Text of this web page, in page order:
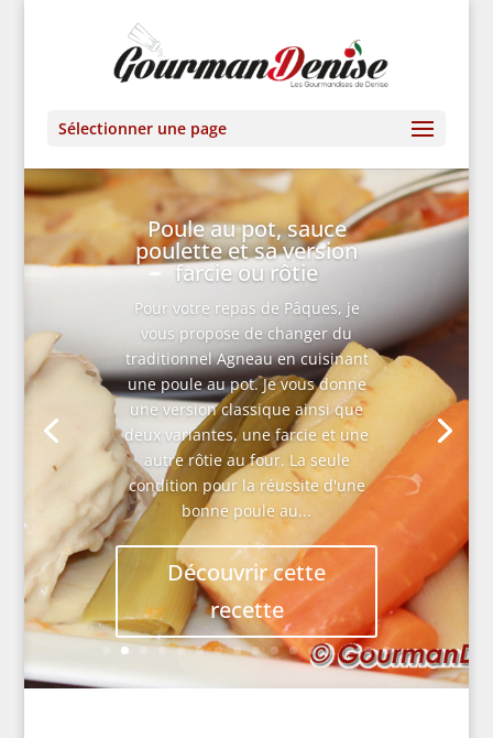
Sélectionner une page
Poule au pot, sauce
poulette et sa version
farcie ou rôtie
Pour votre repas de Pâques, je
vous propose de changer du
traditionnel Agneau en cuisinant
une poule au pot. Je vous donne
une version classique ainsi que
deux variantes, une farcie et une
autre rôtie au four. La seule
condition pour la réussite d'une
bonne poule au...
Découvrir cette
recette